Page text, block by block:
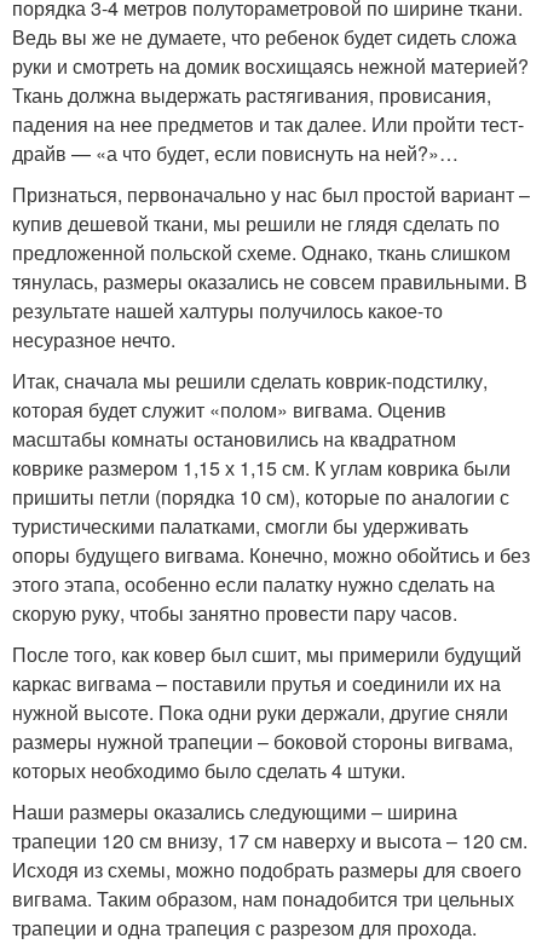
порядка 3-4 метров полутораметровой по ширине ткани.
Ведь вы же не думаете, что ребенок будет сидеть сложа
руки и смотреть на домик восхищаясь нежной материей?
Ткань должна выдержать растягивания, провисания,
падения на нее предметов и так далее. Или пройти тест-
драйв — «а что будет, если повиснуть на ней?»…
Признаться, первоначально у нас был простой вариант –
купив дешевой ткани, мы решили не глядя сделать по
предложенной польской схеме. Однако, ткань слишком
тянулась, размеры оказались не совсем правильными. В
результате нашей халтуры получилось какое-то
несуразное нечто.
Итак, сначала мы решили сделать коврик-подстилку,
которая будет служит «полом» вигвама. Оценив
масштабы комнаты остановились на квадратном
коврике размером 1,15 х 1,15 см. К углам коврика были
пришиты петли (порядка 10 см), которые по аналогии с
туристическими палатками, смогли бы удерживать
опоры будущего вигвама. Конечно, можно обойтись и без
этого этапа, особенно если палатку нужно сделать на
скорую руку, чтобы занятно провести пару часов.
После того, как ковер был сшит, мы примерили будущий
каркас вигвама – поставили прутья и соединили их на
нужной высоте. Пока одни руки держали, другие сняли
размеры нужной трапеции – боковой стороны вигвама,
которых необходимо было сделать 4 штуки.
Наши размеры оказались следующими – ширина
трапеции 120 см внизу, 17 см наверху и высота – 120 см.
Исходя из схемы, можно подобрать размеры для своего
вигвама. Таким образом, нам понадобится три цельных
трапеции и одна трапеция с разрезом для прохода.